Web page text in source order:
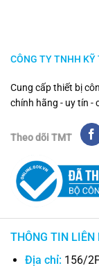
CÔNG TY TNHH
Cung cấp thiết bị
chính hãng - uy tín -
Theo dõi TMT
THÔNG TIN LIÊN
Địa chỉ: 156/